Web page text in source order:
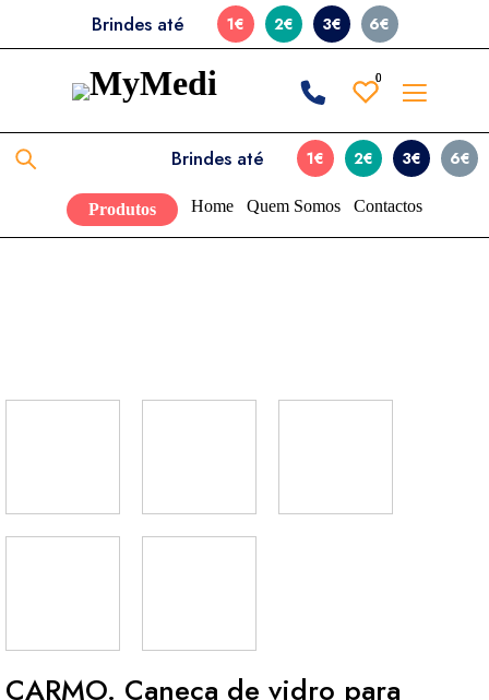
Brindes até 1€ 2€ 3€ 6€
0
0
Brindes até 1€ 2€ 3€ 6€
Produtos Home Quem Somos Contactos
CARMO. Caneca de vidro para